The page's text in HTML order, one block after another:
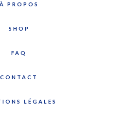
À PROPOS
SHOP
FAQ
CONTACT
LÉGALES